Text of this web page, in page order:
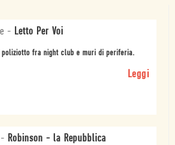
- Letto Per Voi
fra night club e muri di periferia.
Leggi
- Robinson - la Repubblica